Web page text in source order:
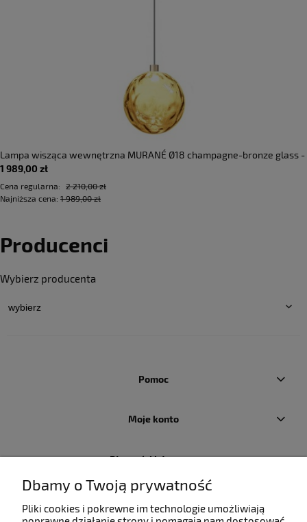
Lampa wisząca wewnętrzna MURANÉ Ø18 champagne-bronze glass -
LED 4W 2700K Ra>90 167lm 220-240V AC ON-OFF IP20 - PANZERI
1 989,00 zł
Cena regularna:
2 210,00 zł
Najniższa cena: 1 989,00 zł
Producenci
Wybierz producenta
Pomoc
Moje konto
Płatności i dostawa
Dbamy o Twoją prywatność
Pliki cookies i pokrewne im technologie umożliwiają